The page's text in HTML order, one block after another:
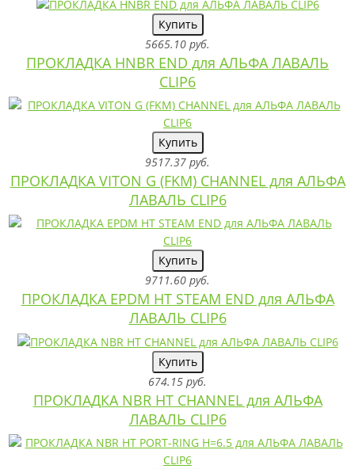
Купить
5665.10 руб.
ПРОКЛАДКА HNBR END для АЛЬФА ЛАВАЛЬ
CLIP6
Купить
9517.37 руб.
ПРОКЛАДКА VITON G (FKM) CHANNEL для АЛЬФА
ЛАВАЛЬ CLIP6
Купить
9711.60 руб.
ПРОКЛАДКА EPDM HT STEAM END для АЛЬФА
ЛАВАЛЬ CLIP6
Купить
674.15 руб.
ПРОКЛАДКА NBR HT CHANNEL для АЛЬФА
ЛАВАЛЬ CLIP6